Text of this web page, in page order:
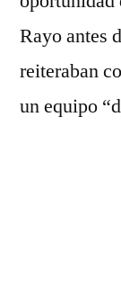
Rayo antes
reiteraban
un equipo